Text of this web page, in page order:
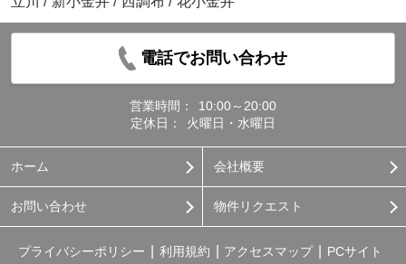
電話でお問い合わせ
営業時間：
10:00～20:00
定休日：
火曜日・水曜日
ホーム 会社概要
お問い合わせ 物件リクエスト
プライバシーポリシー 利用規約 アクセスマップ
PCサイト